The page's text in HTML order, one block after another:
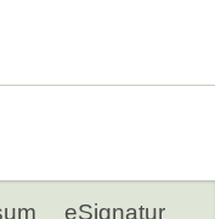
eSignatur